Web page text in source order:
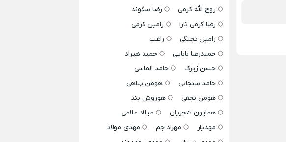
روح الله کرمی
رضا سگوند
رضا کرمی تارا
رامین کرمی
رامین تجنگی
راغب
حمیدرضا بابایی
حمید هیراد
حسن زیرک
حامد الماسی
حامد سنجابی
هومن پناهی
هومن نجفی
هوروش بند
همایون شجریان
میلاد غلامی
مهدیار
مهراد جم
مهدی مولاد